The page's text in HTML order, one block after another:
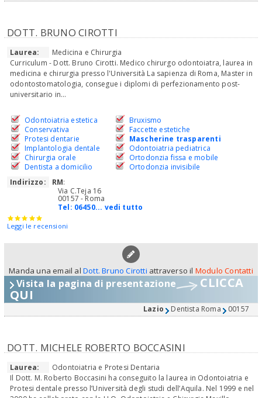
DOTT. BRUNO CIROTTI
Laurea:
Medicina e Chirurgia
Curriculum - Dott. Bruno Cirotti. Medico chirurgo odontoiatra, laurea in
medicina e chirurgia presso l'Università La sapienza di Roma, Master in
odontostomatologia, consegue i diplomi di perfezionamento post-
universitario in...
Odontoiatria estetica
Conservativa
Protesi dentarie
Implantologia dentale
Chirurgia orale
Dentista a domicilio
Bruxismo
Faccette estetiche
Mascherine trasparenti
Odontoiatria pediatrica
Ortodonzia fissa e mobile
Ortodonzia invisibile
Indirizzo:
RM:
Via C.Teja 16
00157 - Roma
Tel: 06450... vedi tutto
Leggi le recensioni
Manda una email alDott. Bruno Cirotti attraverso il Modulo Contatti
Visita la pagina di presentazione CLICCA
QUI
Lazio Dentista Roma 00157
DOTT. MICHELE ROBERTO BOCCASINI
Laurea:
Odontoiatria e Protesi Dentaria
Il Dott. M. Roberto Boccasini ha conseguito la laurea in Odontoiatria e
Protesi dentale presso l’Università degli studi dell’Aquila. Nel 1999 e nel